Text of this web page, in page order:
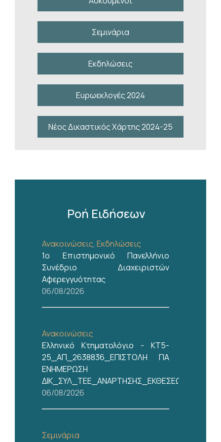
Σεμινάρια
Εκδηλώσεις
Ευρωεκλογές 2024
Νέος Δικαστικός Χάρτης 2024-25
Ροή Ειδήσεων
Ανακοινώσεις,Εκδηλώσεις
1ο Επιστημονικό Πανελλήνιο
Συνέδριο Διαχειριστών
Αφερεγγυότητας
06/08/2026
Ανακοινώσεις
Ελληνικό Κτηματολόγιο - ΚΤ5-
25_ΑΠ_2638836_ΕΠΙΣΤΟΛΗ ΓΙΑ
ΕΝΗΜΕΡΩΣΗ
06/08/2026
Σεμινάρια